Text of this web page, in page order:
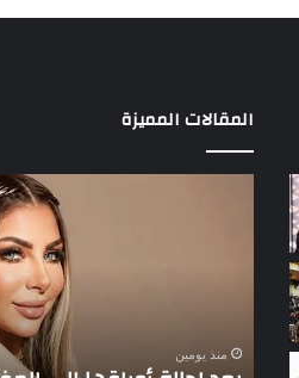
المقالات المميزة
المخدرات
منذ يومين